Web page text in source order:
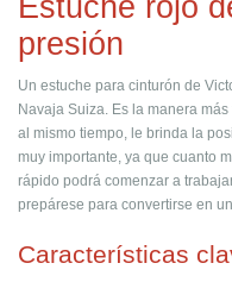
Estuche rojo
presión
Un estuche para cinturón de
Navaja Suiza. Es la manera
al mismo tiempo, le brinda la
muy importante, ya que cuanto
rápido podrá comenzar a
prepárese para convertirse en
Características